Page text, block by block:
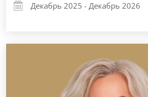
Декабрь 2025 - Декабрь 2026